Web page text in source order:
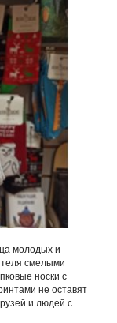
молодых и
смелыми
носки с
не оставят
и людей с